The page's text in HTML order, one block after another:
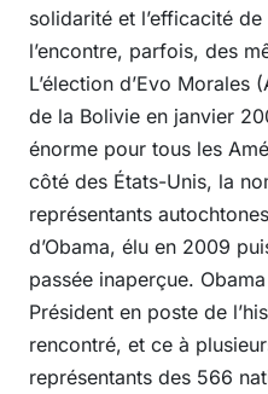
solidarité et l’efficacité
l’encontre, parfois, des
L’élection d’Evo Morales
de la Bolivie en janvier
énorme pour tous les
côté des États-Unis, la
représentants
d’Obama, élu en 2009
passée inaperçue.
Président en poste de
rencontré, et ce à
représentants des 566